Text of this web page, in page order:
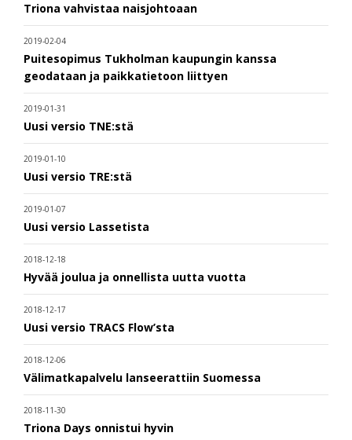
Triona vahvistaa naisjohtoaan
2019-02-04
Puitesopimus Tukholman kaupungin kanssa
geodataan ja paikkatietoon liittyen
2019-01-31
Uusi versio TNE:stä
2019-01-10
Uusi versio TRE:stä
2019-01-07
Uusi versio Lassetista
2018-12-18
Hyvää joulua ja onnellista uutta vuotta
2018-12-17
Uusi versio TRACS Flow’sta
2018-12-06
Välimatkapalvelu lanseerattiin Suomessa
2018-11-30
Triona Days onnistui hyvin